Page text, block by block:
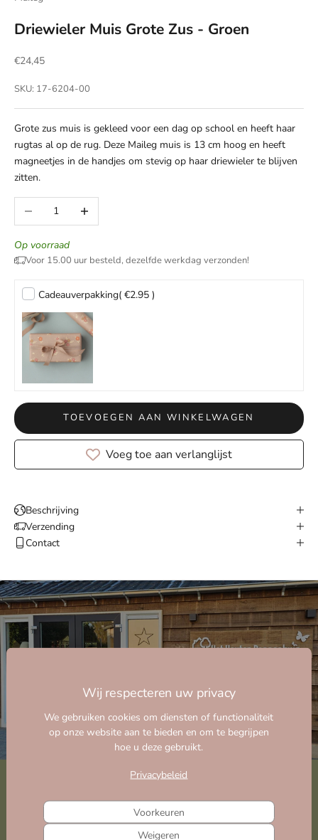
Driewieler Muis Grote Zus - Groen
Aanbiedingsprijs
€24,45
SKU: 17-6204-00
Grote zus muis is gekleed voor een dag op school en heeft haar
rugtas al op de rug. Deze Maileg muis is 13 cm hoog en heeft
magneetjes in de handjes om stevig op haar driewieler te blijven
zitten.
Aantal verlagenAantal verhogen
Op voorraad
Voor 15.00 uur besteld, dezelfde werkdag verzonden!
Cadeauverpakking( €2.95 )
TOEVOEGEN AAN WINKELWAGEN
Voeg toe aan verlanglijst
Beschrijving
Verzending
Contact